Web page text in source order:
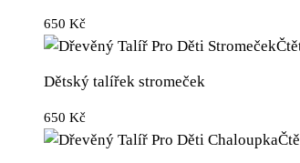
650 Kč
Dětský talířek stromeček
650 Kč